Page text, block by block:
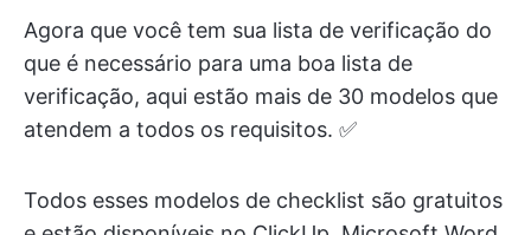
Agora que você tem sua lista de verificação do
que é necessário para uma boa lista de
verificação, aqui estão mais de 30 modelos que
atendem a todos os requisitos. ✅
Todos esses modelos de checklist são gratuitos